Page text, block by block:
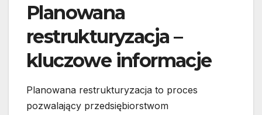
Planowana
restrukturyzacja –
kluczowe informacje
Planowana restrukturyzacja to proces
pozwalający przedsiębiorstwom